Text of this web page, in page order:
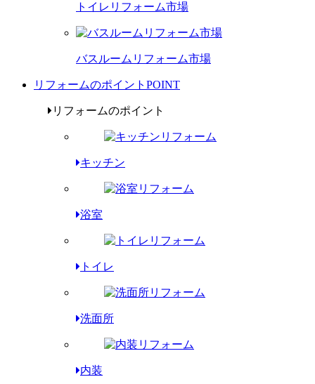
トイレリフォーム市場
バスルームリフォーム市場
リフォームのポイント POINT
リフォームのポイント
キッチン
浴室
トイレ
洗面所
内装